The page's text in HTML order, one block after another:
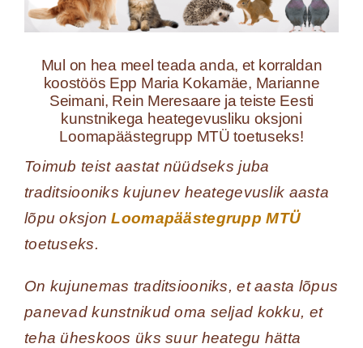
Mul on hea meel teada anda, et korraldan
koostöös Epp Maria Kokamäe, Marianne
Seimani, Rein Meresaare ja teiste Eesti
kunstnikega heategevusliku oksjoni
Loomapäästegrupp MTÜ toetuseks!
Toimub teist aastat nüüdseks juba
traditsiooniks kujunev heategevuslik aasta
lõpu oksjonLoomapäästegrupp MTÜ
toetuseks.
On kujunemas traditsiooniks, et aasta lõpus
panevad kunstnikud oma seljad kokku, et
teha üheskoos üks suur heategu hätta